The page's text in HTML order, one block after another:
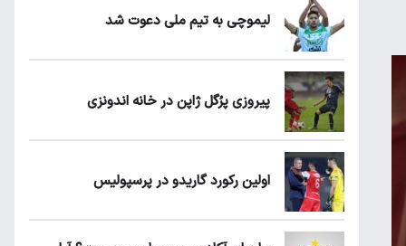
لیموچی به تیم ملی دعوت شد
پیروزی پرُگل ژاپن در خانه اندونزی
اولین رکورد گاریدو در پرسپولیس